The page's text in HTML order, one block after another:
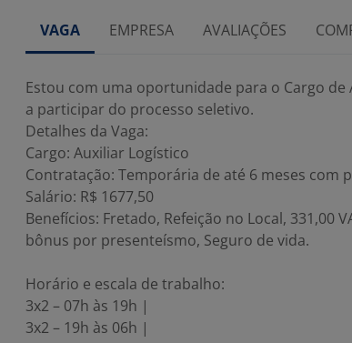
VAGA EMPRESA AVALIAÇÕES
Estou com uma oportunidade para o Cargo de
a participar do processo seletivo.
Detalhes da Vaga:
Cargo: Auxiliar Logístico
Contratação: Temporária de até 6 meses com
Salário: R$ 1677,50
Benefícios: Fretado, Refeição no Local, 331,00
bônus por presenteísmo, Seguro de vida.
Horário e escala de trabalho:
3x2 – 07h às 19h |
3x2 – 19h às 06h |